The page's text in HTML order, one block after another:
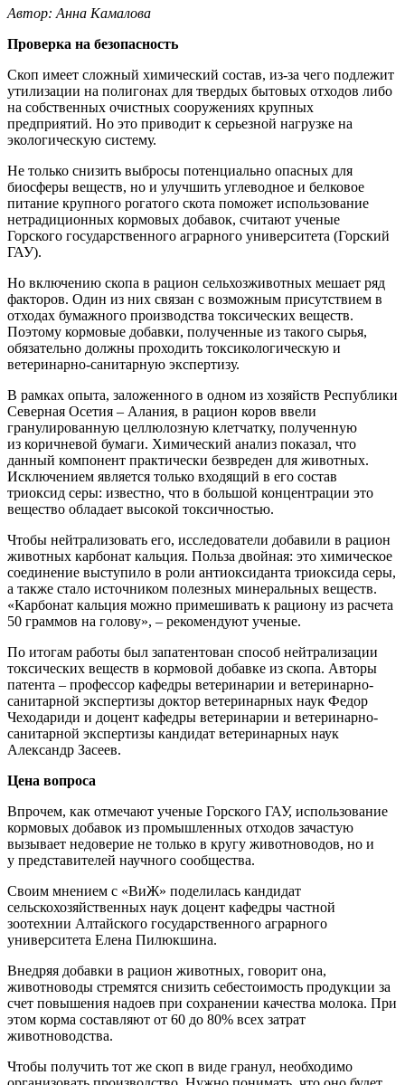
Автор: Анна Камалова
Проверка на безопасность
Скоп имеет сложный химический состав, из-за чего подлежит
утилизации на полигонах для твердых бытовых отходов либо
на собственных очистных сооружениях крупных
предприятий. Но это приводит к серьезной нагрузке на
экологическую систему.
Не только снизить выбросы потенциально опасных для
биосферы веществ, но и улучшить углеводное и белковое
питание крупного рогатого скота поможет использование
нетрадиционных кормовых добавок, считают ученые
Горского государственного аграрного университета (Горский
ГАУ).
Но включению скопа в рацион сельхозживотных мешает ряд
факторов. Один из них связан с возможным присутствием в
отходах бумажного производства токсических веществ.
Поэтому кормовые добавки, полученные из такого сырья,
обязательно должны проходить токсикологическую и
ветеринарно-санитарную экспертизу.
В рамках опыта, заложенного в одном из хозяйств Республики
Северная Осетия – Алания, в рацион коров ввели
гранулированную целлюлозную клетчатку, полученную
из коричневой бумаги. Химический анализ показал, что
данный компонент практически безвреден для животных.
Исключением является только входящий в его состав
триоксид серы: известно, что в большой концентрации это
вещество обладает высокой токсичностью.
Чтобы нейтрализовать его, исследователи добавили в рацион
животных карбонат кальция. Польза двойная: это химическое
соединение выступило в роли антиоксиданта триоксида серы,
а также стало источником полезных минеральных веществ.
«Карбонат кальция можно примешивать к рациону из расчета
50 граммов на голову», – рекомендуют ученые.
По итогам работы был запатентован способ нейтрализации
токсических веществ в кормовой добавке из скопа. Авторы
патента – профессор кафедры ветеринарии и ветеринарно-
санитарной экспертизы доктор ветеринарных наук Федор
Чеходариди и доцент кафедры ветеринарии и ветеринарно-
санитарной экспертизы кандидат ветеринарных наук
Александр Засеев.
Цена вопроса
Впрочем, как отмечают ученые Горского ГАУ, использование
кормовых добавок из промышленных отходов зачастую
вызывает недоверие не только в кругу животноводов, но и
у представителей научного сообщества.
Своим мнением с «ВиЖ» поделилась кандидат
сельскохозяйственных наук доцент кафедры частной
зоотехнии Алтайского государственного аграрного
университета Елена Пилюкшина.
Внедряя добавки в рацион животных, говорит она,
животноводы стремятся снизить себестоимость продукции за
счет повышения надоев при сохранении качества молока. При
этом корма составляют от 60 до 80% всех затрат
животноводства.
Чтобы получить тот же скоп в виде гранул, необходимо